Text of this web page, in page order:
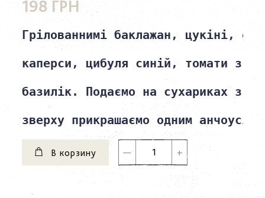
198 ГРН
Грілованнимі баклажан, цукіні,
каперси, цибуля синій, томати з \
базилік. Подаємо на сухариках з
зверху прикрашаємо одним анчоусів.
В корзину